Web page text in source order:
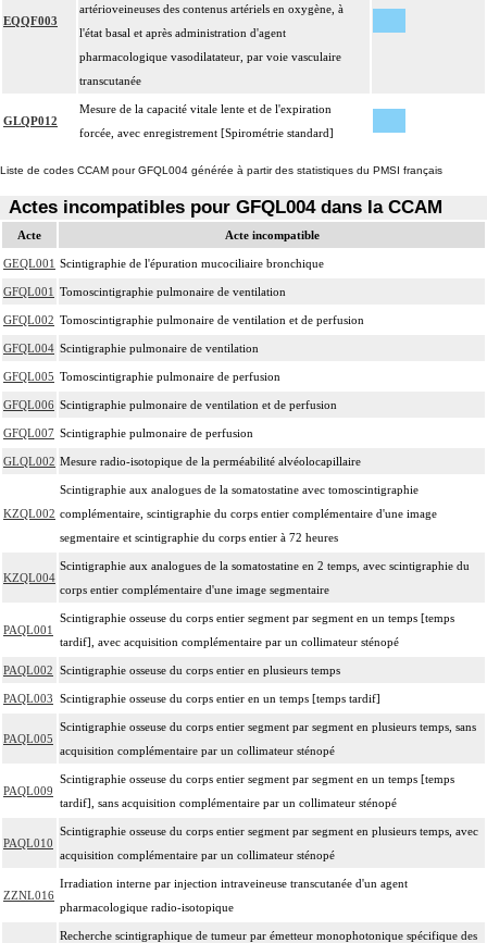
EQQF003
artérioveineuses des contenus artériels en oxygène, à
l'état basal et après administration d'agent
pharmacologique vasodilatateur, par voie vasculaire
transcutanée
GLQP012
Mesure de la capacité vitale lente et de l'expiration
forcée, avec enregistrement [Spirométrie standard]
Liste de codes CCAM pour GFQL004 générée à partir des statistiques du PMSI français
Actes incompatibles pour GFQL004 dans la CCAM
Acte Acte incompatible
GEQL001 Scintigraphie de l'épuration mucociliaire bronchique
GFQL001 Tomoscintigraphie pulmonaire de ventilation
GFQL002 Tomoscintigraphie pulmonaire de ventilation et de perfusion
GFQL004 Scintigraphie pulmonaire de ventilation
GFQL005 Tomoscintigraphie pulmonaire de perfusion
GFQL006 Scintigraphie pulmonaire de ventilation et de perfusion
GFQL007 Scintigraphie pulmonaire de perfusion
GLQL002 Mesure radio-isotopique de la perméabilité alvéolocapillaire
KZQL002
Scintigraphie aux analogues de la somatostatine avec tomoscintigraphie
complémentaire, scintigraphie du corps entier complémentaire d'une image
segmentaire et scintigraphie du corps entier à 72 heures
KZQL004
Scintigraphie aux analogues de la somatostatine en 2 temps, avec scintigraphie du
corps entier complémentaire d'une image segmentaire
PAQL001
Scintigraphie osseuse du corps entier segment par segment en un temps [temps
tardif], avec acquisition complémentaire par un collimateur sténopé
PAQL002 Scintigraphie osseuse du corps entier en plusieurs temps
PAQL003 Scintigraphie osseuse du corps entier en un temps [temps tardif]
PAQL005
Scintigraphie osseuse du corps entier segment par segment en plusieurs temps, sans
acquisition complémentaire par un collimateur sténopé
PAQL009
Scintigraphie osseuse du corps entier segment par segment en un temps [temps
tardif], sans acquisition complémentaire par un collimateur sténopé
PAQL010
Scintigraphie osseuse du corps entier segment par segment en plusieurs temps, avec
acquisition complémentaire par un collimateur sténopé
ZZNL016
Irradiation interne par injection intraveineuse transcutanée d'un agent
pharmacologique radio-isotopique
Recherche scintigraphique de tumeur par émetteur monophotonique spécifique des